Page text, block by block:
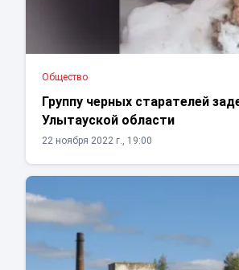
Общество
Группу черных старателей
Улытауской области
22 ноября 2022 г., 19:00